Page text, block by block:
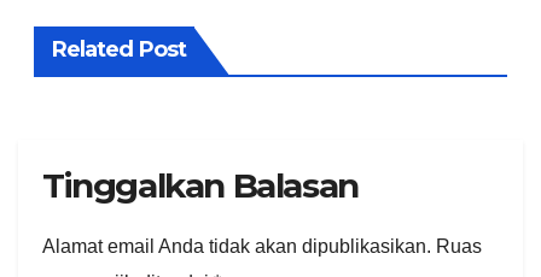
Related Post
Tinggalkan Balasan
Alamat email Anda tidak akan dipublikasikan. Ruas